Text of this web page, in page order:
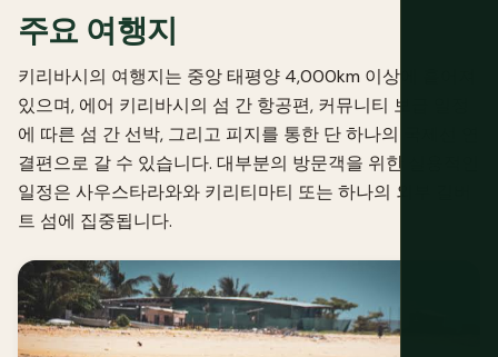
주요 여행지
키리바시의 여행지는 중앙 태평양 4,000km 이상에 흩어져
있으며, 에어 키리바시의 섬 간 항공편, 커뮤니티 보급 일정
에 따른 섬 간 선박, 그리고 피지를 통한 단 하나의 국제선 연
결편으로 갈 수 있습니다. 대부분의 방문객을 위한 실용적인
일정은 사우스타라와와 키리티마티 또는 하나의 외부 길버
트 섬에 집중됩니다.